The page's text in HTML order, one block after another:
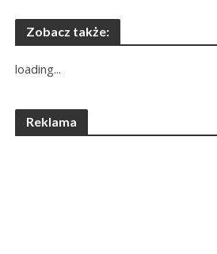
Zobacz także:
loading...
Reklama